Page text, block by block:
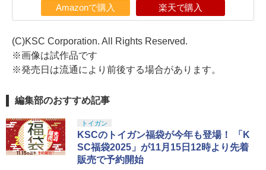
Amazonで購入 楽天で購入
(C)KSC Corporation. All Rights Reserved.
※画像は試作品です
※発売日は流通により前後する場合があります。
編集部のおすすめ記事
トイガン
KSCのトイガン福袋が今年も登場！ 「K
SC福袋2025」が11月15日12時より先着
販売で予約開始